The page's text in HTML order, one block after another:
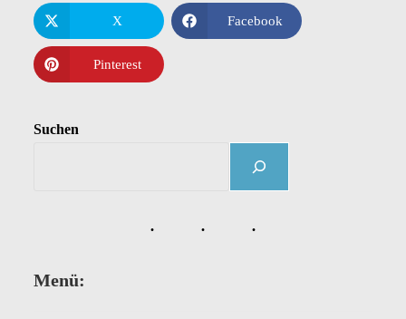
X Facebook
Pinterest
Suchen
Menü: